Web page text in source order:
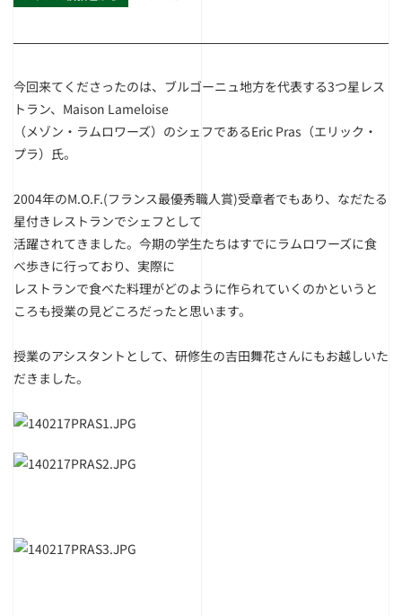
今回来てくださったのは、ブルゴーニュ地方を代表する3つ星レス
トラン、Maison Lameloise
（メゾン・ラムロワーズ）のシェフであるEric Pras（エリック・
プラ）氏。
2004年のM.O.F.(フランス最優秀職人賞)受章者でもあり、なだたる
星付きレストランでシェフとして
活躍されてきました。今期の学生たちはすでにラムロワーズに食
べ歩きに行っており、実際に
レストランで食べた料理がどのように作られていくのかというと
ころも授業の見どころだったと思います。
授業のアシスタントとして、研修生の吉田舞花さんにもお越しいた
だきました。